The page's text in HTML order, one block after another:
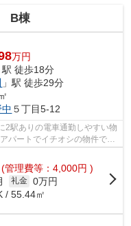
B棟
万円
駅 徒歩18分
」駅 徒歩29分
中 ５丁目5-12
駅ありの電車通勤しやすい物
パートでイチオシの物件で
(管理費等：4,000円 )
礼金 0万円
/ 55.44㎡